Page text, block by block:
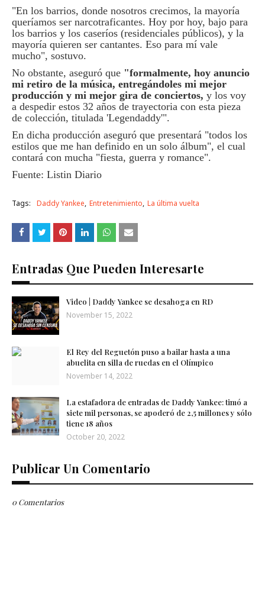
"En los barrios, donde nosotros crecimos, la mayoría
queríamos ser narcotraficantes. Hoy por hoy, bajo para
los barrios y los caseríos (residenciales públicos), y la
mayoría quieren ser cantantes. Eso para mí vale
mucho", sostuvo.
No obstante, aseguró que "formalmente, hoy anuncio
mi retiro de la música, entregándoles mi mejor
producción y mi mejor gira de conciertos, y los voy
a despedir estos 32 años de trayectoria con esta pieza
de colección, titulada 'Legendaddy'".
En dicha producción aseguró que presentará "todos los
estilos que me han definido en un solo álbum", el cual
contará con mucha "fiesta, guerra y romance".
Fuente: Listin Diario
Tags: Daddy Yankee Entretenimiento La última vuelta
Entradas Que Pueden Interesarte
Video | Daddy Yankee se desahoga en RD
November 15, 2022
El Rey del Reguetón puso a bailar hasta a una
abuelita en silla de ruedas en el Olímpico
November 14, 2022
La estafadora de entradas de Daddy Yankee: timó a
siete mil personas, se apoderó de 2,5 millones y sólo
tiene 18 años
October 20, 2022
Publicar Un Comentario
0 Comentarios